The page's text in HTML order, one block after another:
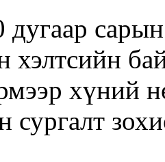
хэлтсийн
хүний
сургалт